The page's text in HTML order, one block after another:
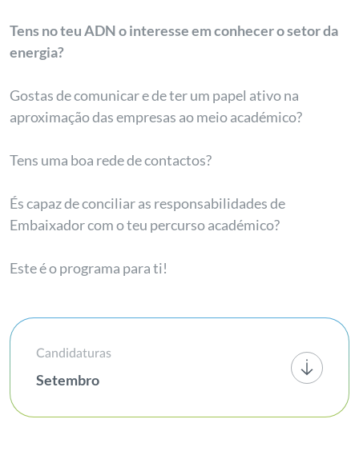
Candidaturas
Setembro
Tens no teu ADN o interesse em conhecer o setor da
energia?
Gostas de comunicar e de ter um papel ativo na
aproximação das empresas ao meio académico?
Tens uma boa rede de contactos?
És capaz de conciliar as responsabilidades de
Embaixador com o teu percurso académico?
Este é o programa para ti!